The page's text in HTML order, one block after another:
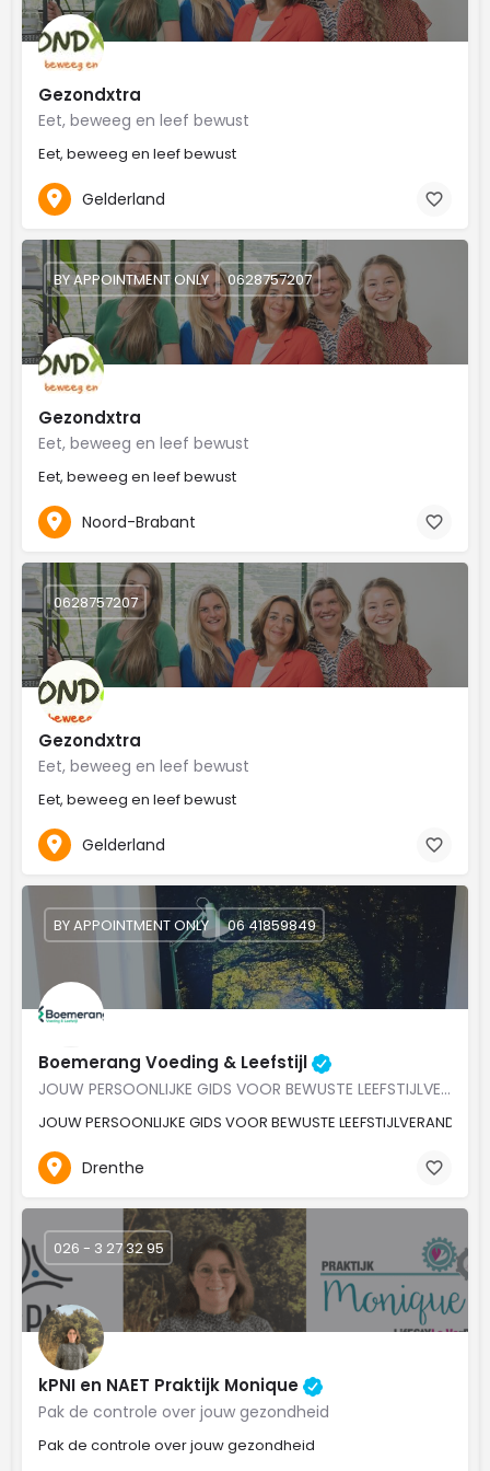
Gezondxtra
Eet, beweeg en leef bewust
Eet, beweeg en leef bewust
Gelderland
Gezondxtra
Eet, beweeg en leef bewust
Eet, beweeg en leef bewust
BY APPOINTMENT ONLY 0628757207
Noord-Brabant
Gezondxtra
Eet, beweeg en leef bewust
Eet, beweeg en leef bewust
0628757207
Gelderland
Boemerang Voeding & Leefstijl
JOUW PERSOONLIJKE GIDS VOOR BEWUSTE LEEFSTIJLVERANDERINGEN
JOUW PERSOONLIJKE GIDS VOOR BEWUSTE
BY APPOINTMENT ONLY 06 41859849
Drenthe
kPNI en NAET Praktijk Monique
Pak de controle over jouw gezondheid
Pak de controle over jouw gezondheid
026 - 3 27 32 95